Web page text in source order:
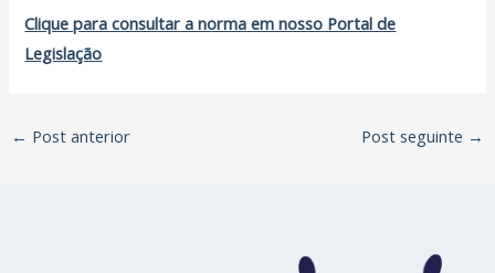
Clique para consultar a norma em nosso Portal de
Legislação
← Post anterior Post seguinte →